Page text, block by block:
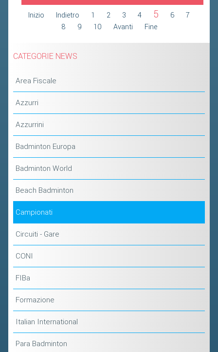
Inizio Indietro 1 2 3 4 5 6
7
8
9 10 Avanti Fine
CATEGORIE NEWS
Area Fiscale
Azzurri
Azzurrini
Badminton Europa
Badminton World
Beach Badminton
Campionati
Circuiti - Gare
CONI
FIBa
Formazione
Italian International
Para Badminton
2022